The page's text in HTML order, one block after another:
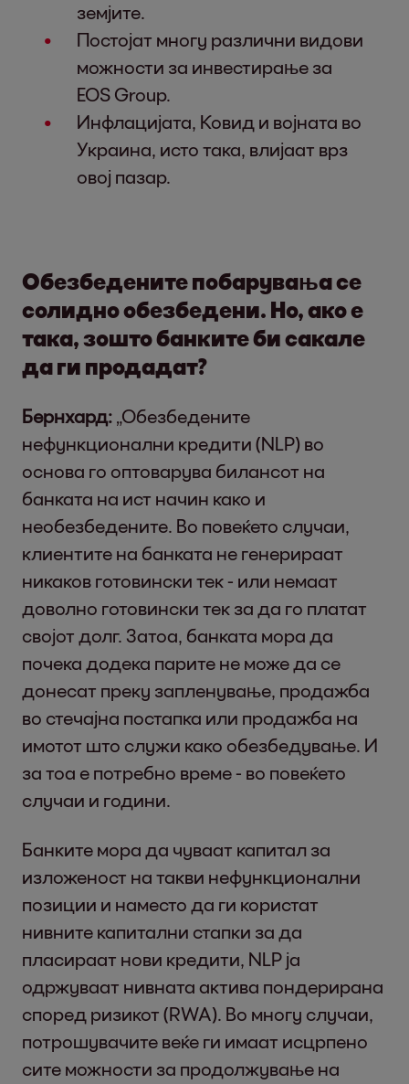
земјите.
Постојат многу различни видови
можности за инвестирање за
EOS Group.
Инфлацијата, Ковид и војната во
Украина, исто така, влијаат врз
овој пазар.
Обезбедените побарувања се
солидно обезбедени. Но, ако е
така, зошто банките би сакале
да ги продадат?
Бернхард: „Обезбедените
нефункционални кредити (NLP) во
основа го оптоварува билансот на
банката на ист начин како и
необезбедените. Во повеќето случаи,
клиентите на банката не генерираат
никаков готовински тек - или немаат
доволно готовински тек за да го платат
својот долг. Затоа, банката мора да
почека додека парите не може да се
донесат преку запленување, продажба
во стечајна постапка или продажба на
имотот што служи како обезбедување. И
за тоа е потребно време - во повеќето
случаи и години.
Банките мора да чуваат капитал за
изложеност на такви нефункционални
позиции и наместо да ги користат
нивните капитални стапки за да
пласираат нови кредити, NLP ја
одржуваат нивната актива пондерирана
според ризикот (RWA). Во многу случаи,
потрошувачите веќе ги имаат исцрпено
сите можности за продолжување на